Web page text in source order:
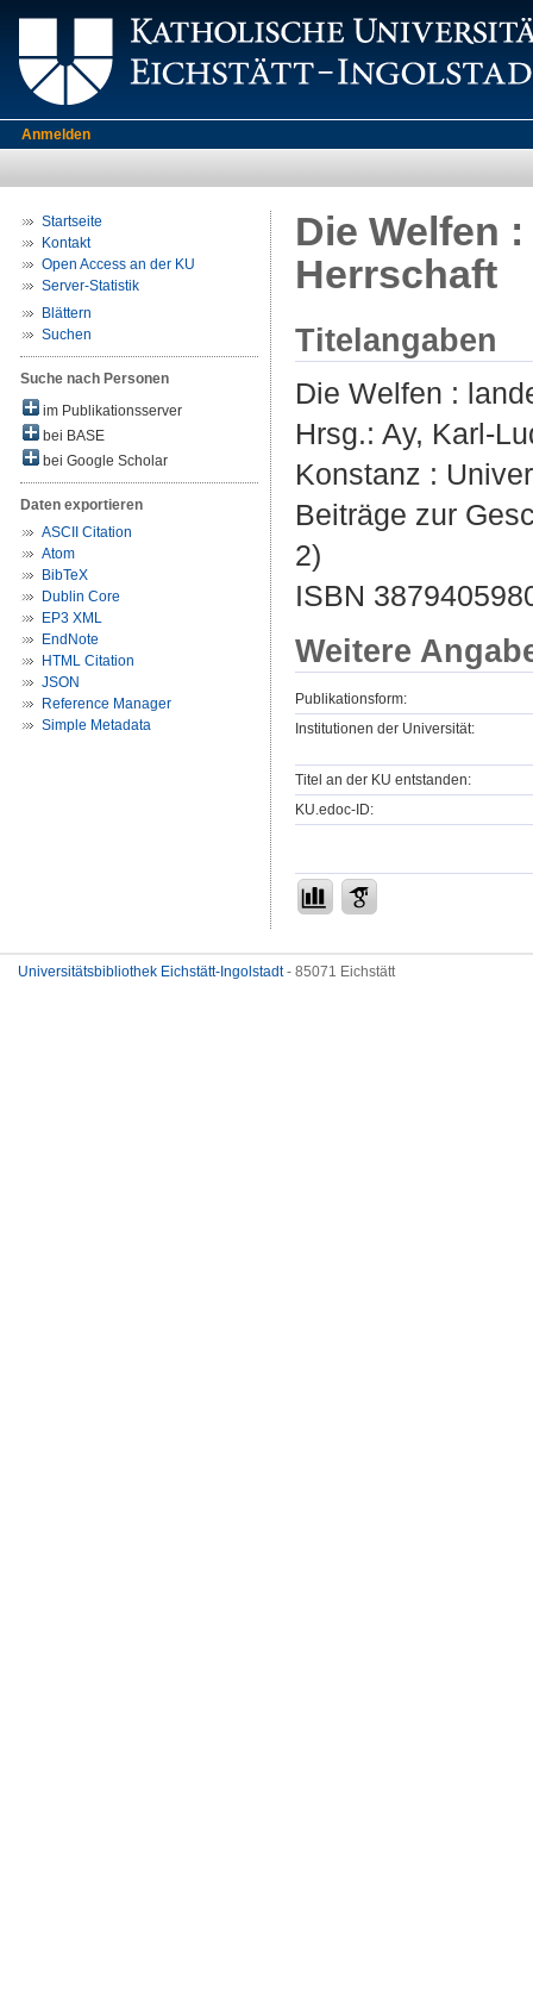
Anmelden
Startseite
Kontakt
Open Access an der KU
Server-Statistik
Blättern
Suchen
Suche nach Personen
im Publikationsserver
bei BASE
bei Google Scholar
Daten exportieren
ASCII Citation
Atom
BibTeX
Dublin Core
EP3 XML
EndNote
HTML Citation
JSON
Reference Manager
Simple Metadata
Die Welfen
Herrschaft
Titelangaben
Die Welfen :
Hrsg.: Ay, Karl-
Konstanz :
Beiträge zur
2)
ISBN
Weitere
Publikationsform:
Institutionen der Universität:
Titel an der KU entstanden:
KU.edoc-ID:
Universitätsbibliothek Eichstätt-Ingolstadt- 85071 Eichstätt